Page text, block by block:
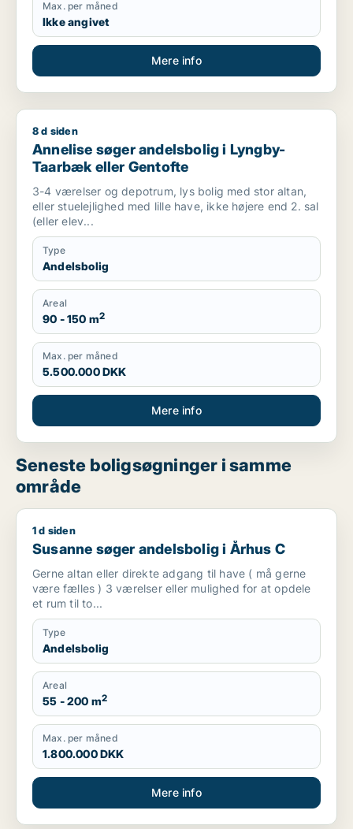
Max. per måned
Ikke angivet
Mere info
Annelise søger andelsbolig i Lyngby-Taarbæk eller Gentofte
8 d siden
Annelise søger andelsbolig i Lyngby-
Taarbæk eller Gentofte
3-4 værelser og depotrum, lys bolig med stor altan,
eller stuelejlighed med lille have, ikke højere end 2. sal
(eller elev...
Type
Andelsbolig
Areal
90 - 150 m2
Max. per måned
5.500.000 DKK
Mere info
Seneste boligsøgninger i samme
område
Susanne søger andelsbolig i Århus C
1 d siden
Susanne søger andelsbolig i Århus C
Gerne altan eller direkte adgang til have ( må gerne
være fælles ) 3 værelser eller mulighed for at opdele
et rum til to...
Type
Andelsbolig
Areal
55 - 200 m2
Max. per måned
1.800.000 DKK
Mere info